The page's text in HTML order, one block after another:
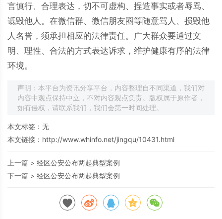
言慎行、合理表达，切不可虚构、捏造事实或者辱骂、
诋毁他人。在微信群、微信朋友圈等随意骂人、损毁他
人名誉，须承担相应的法律责任。广大群众要通过文
明、理性、合法的方式表达诉求，维护健康有序的法律
环境。
声明：本平台为资讯分享平台，内容整理自不同渠道，我们对
内容中观点保持中立，不对内容观点负责。版权属于原作者，
如有侵权，请联系我们，我们会第一时间处理。
本文标签：无
本文链接： http://www.whinfo.net/jingqu/10431.html
上一篇 > 经区公安公布两起典型案例
下一篇 > 经区公安公布两起典型案例